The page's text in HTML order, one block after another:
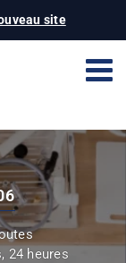
site
24 heures